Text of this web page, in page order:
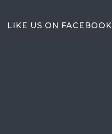
LIKE US ON FACEBOOK